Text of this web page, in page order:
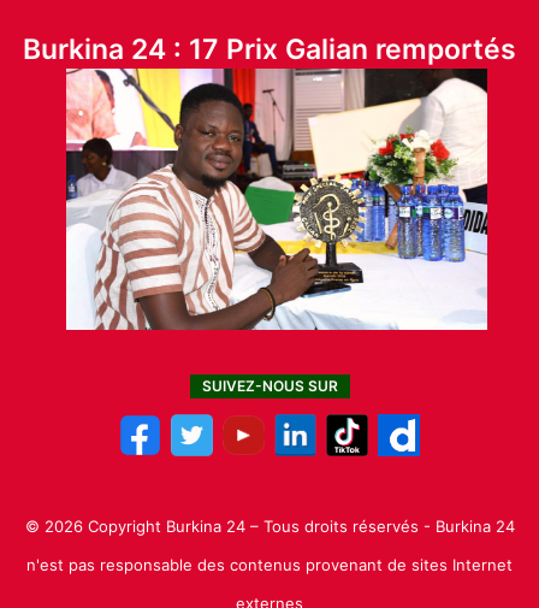
Burkina 24 : 17 Prix Galian remportés
SUIVEZ-NOUS SUR
© 2026 Copyright Burkina 24 – Tous droits réservés - Burkina 24
n'est pas responsable des contenus provenant de sites Internet
externes